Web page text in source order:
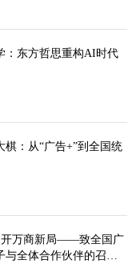
：东方哲思重构AI时代
：从“广告+”到全国统
开万商新局——致全国广
与全体合作伙伴的召集